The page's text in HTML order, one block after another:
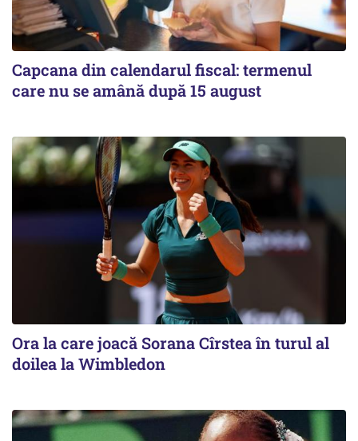
Capcana din calendarul fiscal: termenul
care nu se amână după 15 august
Ora la care joacă Sorana Cîrstea în turul al
doilea la Wimbledon